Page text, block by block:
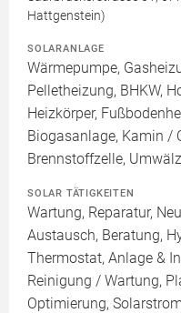
Hattgenstein)
SOLARANLAGE
Wärmepumpe,
Pelletheizung, BHKW,
Heizkörper,
Biogasanlage, Kamin /
Brennstoffzelle,
SOLAR TÄTIGKEITEN
Wartung, Reparatur,
Austausch, Beratung,
Thermostat, Anlage &
Reinigung / Wartung,
Optimierung,